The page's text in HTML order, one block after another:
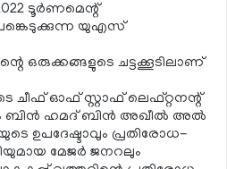
ടൂര്‍ണമെന്റ്
യുഎസ്
ഒരുക്കങ്ങളുടെ ചട്ടക്കൂടിലാണ്
ഓഫ് സ്റ്റാഫ് ലെഫ്റ്റനന്റ്
ബിന്‍ ഹമദ് ബിന്‍ അഖീല്‍ അല്‍
ഉപദേഷ്ടാവും പ്രതിരോധ-
മേജര്‍ ജനറലും